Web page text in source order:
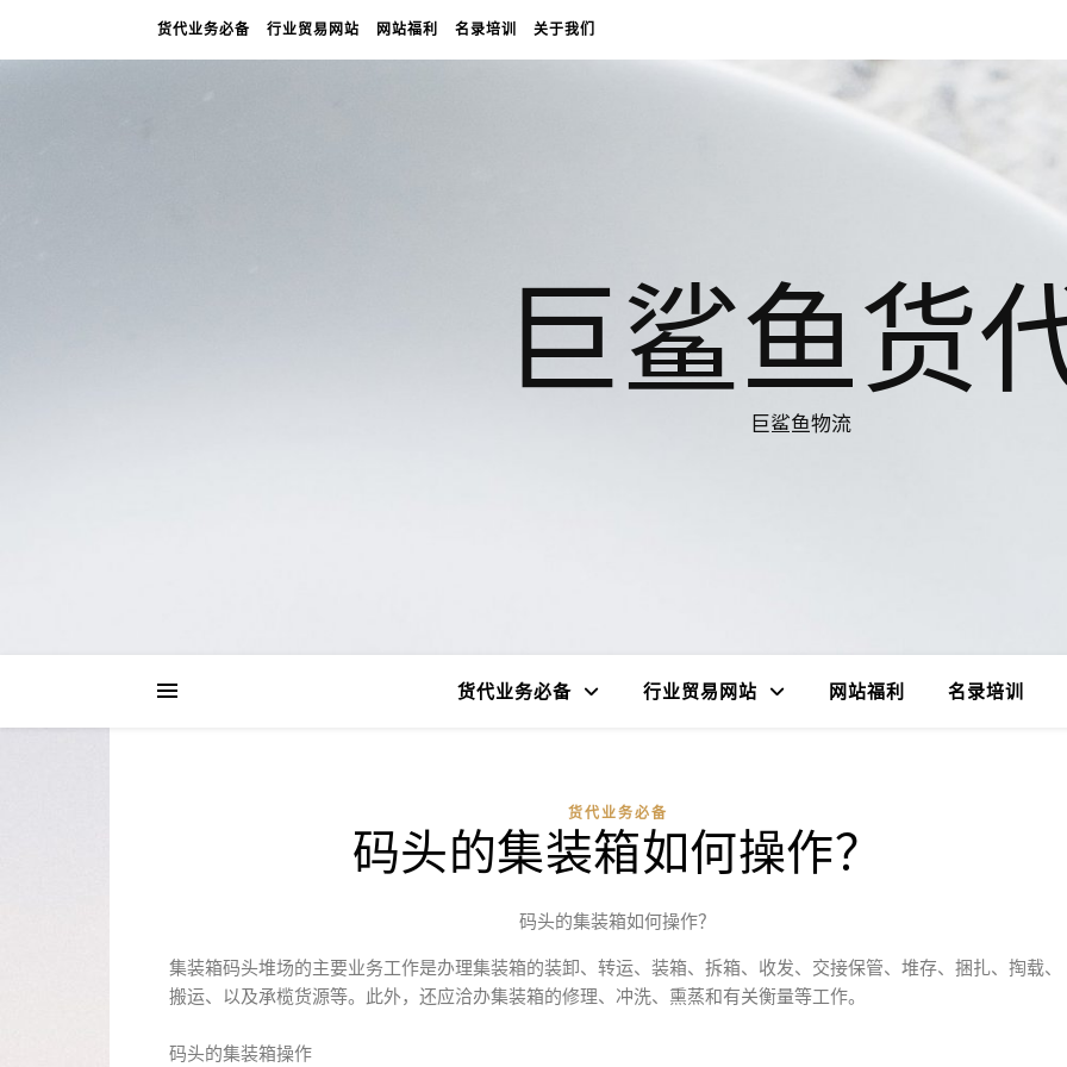
货代业务必备 行业贸易网站 网站福利 名录培训 关于我们
巨鲨鱼货
巨鲨鱼物流
货代业务必备 行业贸易网站 网站福利 名录培训
货代业务必备
码头的集装箱如何操作？
码头的集装箱如何操作？
集装箱码头堆场的主要业务工作是办理集装箱的装卸、转运、装箱、拆箱、收发、交接保管、堆存、捆扎、掏载、
搬运、以及承榄货源等。此外，还应洽办集装箱的修理、冲洗、熏蒸和有关衡量等工作。
码头的集装箱操作